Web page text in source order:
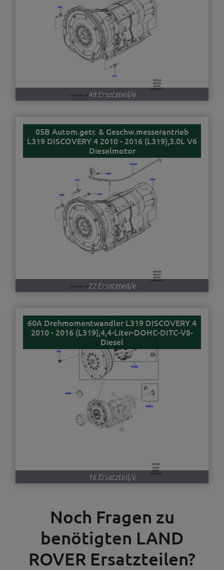
48 Ersatzteil/e
05B Autom.getr. & Geschw.messerantrieb
L319 DISCOVERY 4 2010 - 2016 (L319),3.0L V6
Dieselmotor
22 Ersatzteil/e
60A Drehmomentwandler L319 DISCOVERY 4
2010 - 2016 (L319),4,4-Liter-DOHC-DITC-V8-
Diesel
16 Ersatzteil/e
Noch Fragen zu
benötigten LAND
ROVER Ersatzteilen?